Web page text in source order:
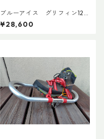
ブルーアイス グリフィン12
ユニバーサル
¥28,600